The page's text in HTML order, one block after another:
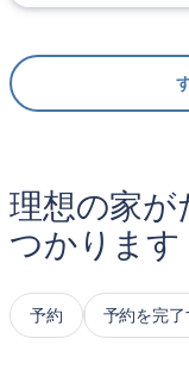
理想の家が
つかります
予約 予約を完了